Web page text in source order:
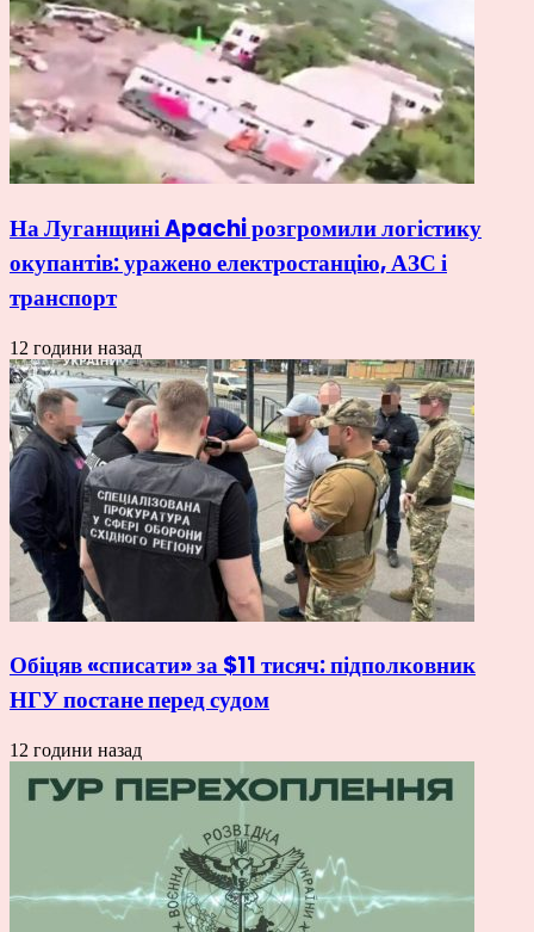
На Луганщині Apachi розгромили логістику
окупантів: уражено електростанцію, АЗС і
транспорт
12 години назад
Обіцяв «списати» за $11 тисяч: підполковник
НГУ постане перед судом
12 години назад